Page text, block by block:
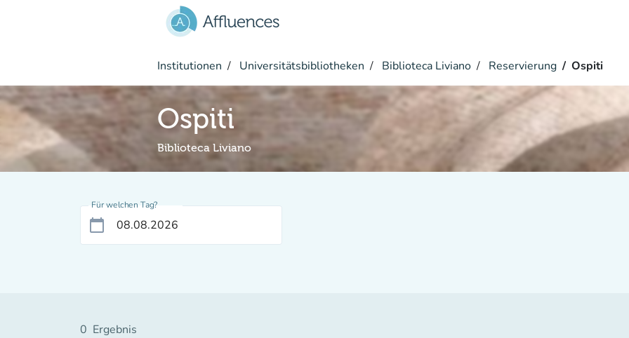
Institutionen Universitätsbibliotheken Biblioteca Liviano Reservierung Ospiti
Ospiti
Biblioteca Liviano
Für welchen Tag?
calendar_today
0 Ergebnis